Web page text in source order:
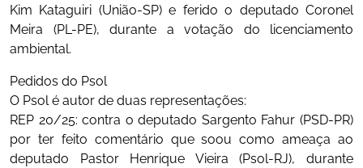
Kim Kataguiri (União-SP) e ferido o deputado Coronel
Meira (PL-PE), durante a votação do licenciamento
ambiental.
Pedidos do Psol
O Psol é autor de duas representações:
REP 20/25: contra o deputado Sargento Fahur (PSD-PR)
por ter feito comentário que soou como ameaça ao
deputado Pastor Henrique Vieira (Psol-RJ), durante